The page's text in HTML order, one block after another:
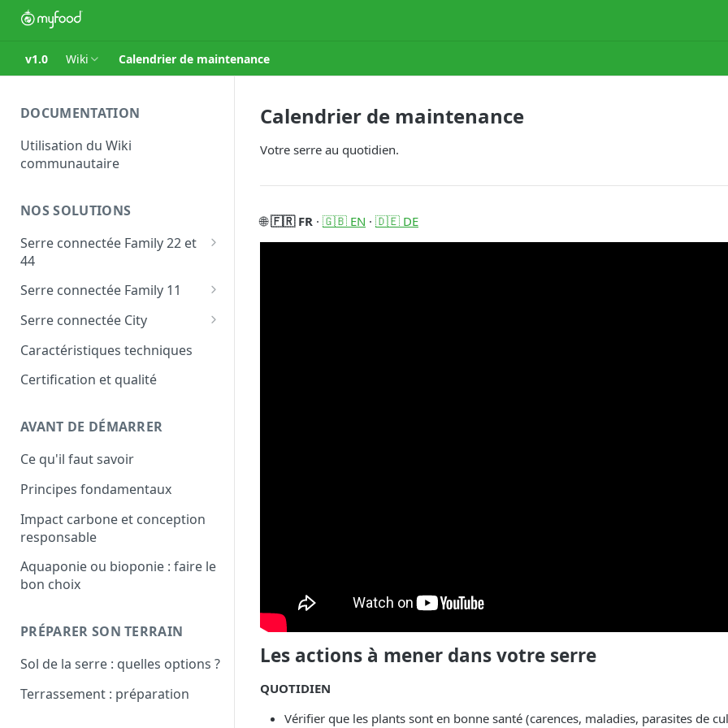
v1.0 Wiki Calendrier de maintenance
DOCUMENTATION
Utilisation du Wiki
communautaire
NOS SOLUTIONS
Serre connectée Family 22 et
44
Les modules personnalisés
Serre connectée Family 11
Les modules personnalisés
Serre connectée City
Les modules personnalisés
Caractéristiques techniques
Certification et qualité
AVANT DE DÉMARRER
Ce qu'il faut savoir
Principes fondamentaux
Impact carbone et conception
responsable
Aquaponie ou bioponie : faire le
bon choix
PRÉPARER SON TERRAIN
Sol de la serre : quelles options ?
Terrassement : préparation
Calendrier de maintenance
Votre serre au quotidien.
🌐🇫🇷 FR · 🇬🇧 EN · 🇩🇪 DE
Les actions à mener dans votre serre
QUOTIDIEN
Vérifier que les plants sont en bonne santé (carences, maladies, parasites de